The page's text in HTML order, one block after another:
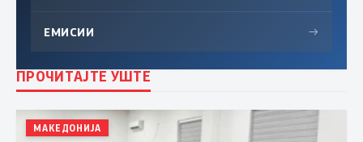
ЕМИСИИ →
ПРОЧИТАЈТЕ УШТЕ
МАКЕДОНИЈА